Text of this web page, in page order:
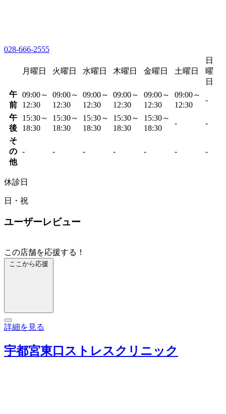
028-666-2555
月曜日 火曜日 水曜日 木曜日 金曜日 土曜日
日
曜
日
午
前
09:00～
12:30
09:00～
12:30
09:00～
12:30
09:00～
12:30
09:00～
12:30
09:00～
12:30
-
午
後
15:30～
18:30
15:30～
18:30
15:30～
18:30
15:30～
18:30
15:30～
18:30
- -
そ
の
他
- - - - - - -
休診日
日・祝
ユーザーレビュー
この店舗を応援する！
ここから応援
詳細を見る
宇都宮東口ストレスクリニック